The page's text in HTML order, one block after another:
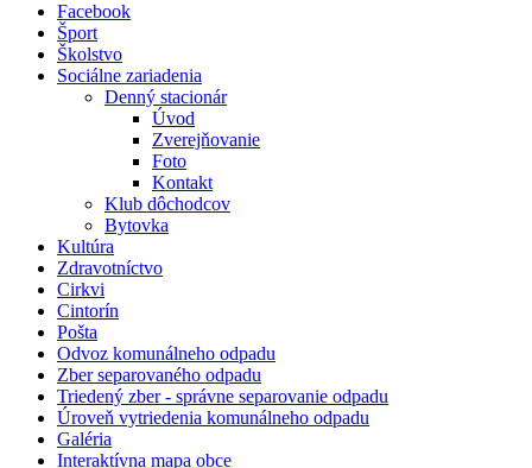
Facebook
Šport
Školstvo
Sociálne zariadenia
Denný stacionár
Úvod
Zverejňovanie
Foto
Kontakt
Klub dôchodcov
Bytovka
Kultúra
Zdravotníctvo
Cirkvi
Cintorín
Pošta
Odvoz komunálneho odpadu
Zber separovaného odpadu
Triedený zber - správne separovanie odpadu
Úroveň vytriedenia komunálneho odpadu
Galéria
Interaktívna mapa obce